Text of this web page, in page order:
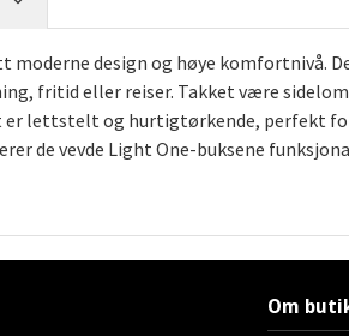
moderne design og høye
fritid eller reiser. Takket være
lettstelt og hurtigtørkende, perfekt
de vevde Light One-buksene
Om